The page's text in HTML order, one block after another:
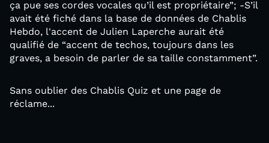
ça pue ses cordes vocales qu’il est propriétaire”; -S’il
avait été fiché dans la base de données de Chablis
Hebdo, l'accent de Julien Laperche aurait été
qualifié de “accent de techos, toujours dans les
graves, a besoin de parler de sa taille constamment”.
Sans oublier des Chablis Quiz et une page de
réclame...